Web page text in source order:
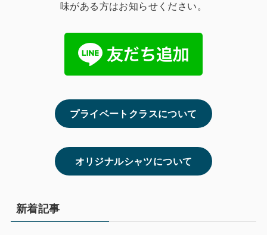
味がある方はお知らせください。
プライベートクラスについて
オリジナルシャツについて
新着記事